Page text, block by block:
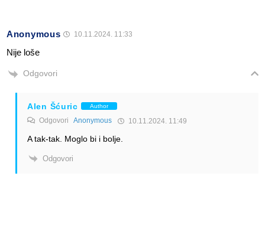
Anonymous 10.11.2024. 11:33
Nije loše
Odgovori
Alen Šćuric Author
Odgovori Anonymous 10.11.2024. 11:49
A tak-tak. Moglo bi i bolje.
Odgovori